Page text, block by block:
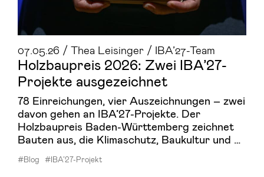
07.05.26 / Thea Leisinger / IBA’27-Team
Holz­bau­preis 2026: Zwei IBA’27-​
Projekte aus­ge­zeich­net
78 Einreichungen, vier Auszeichnungen – zwei
davon gehen an IBA’27-Projekte. Der
Holzbaupreis Baden-Württemberg zeichnet
Bauten aus, die Klimaschutz, Baukultur und …
#Blog #IBA’27-Projekt